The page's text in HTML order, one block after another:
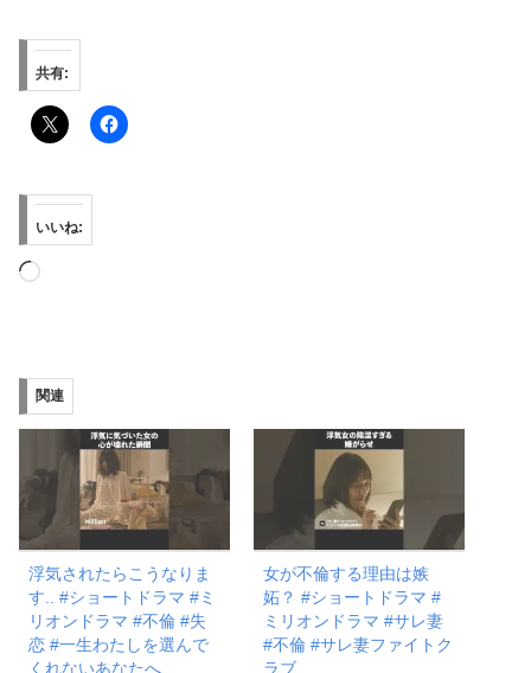
共有:
いいね:
読
み
中…
関連
浮気されたらこうなりま
す.. #ショートドラマ #ミ
リオンドラマ #不倫 #失
恋 #一生わたしを選んで
くれないあなたへ
女が不倫する理由は嫉
妬？ #ショートドラマ #
ミリオンドラマ #サレ妻
#不倫 #サレ妻ファイトク
ラブ